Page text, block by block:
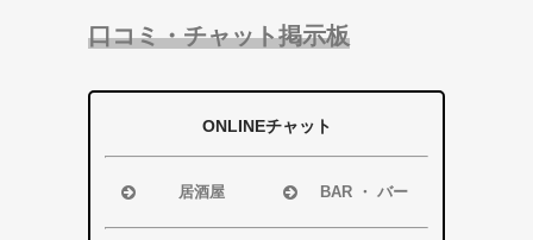
口コミ・チャット掲示板
ONLINEチャット
居酒屋
浜松市
BAR ・ バー
浜松市